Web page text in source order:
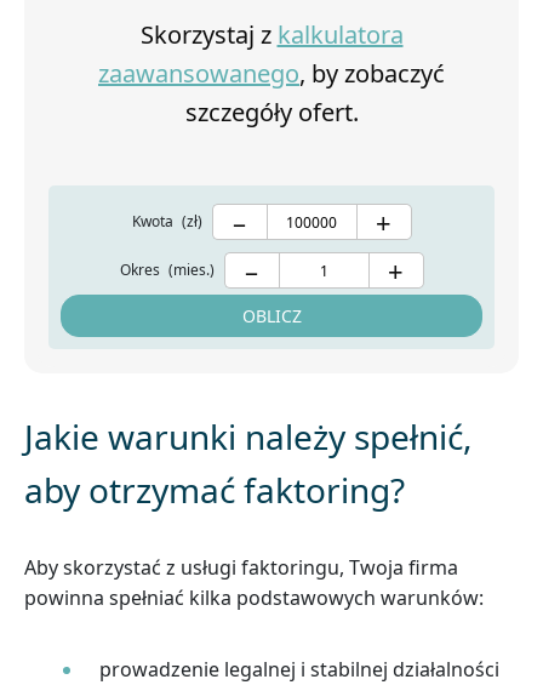
Skorzystaj z kalkulatora
zaawansowanego, by zobaczyć
szczegóły ofert.
Kwota (zł) – +
Okres (mies.) – +
OBLICZ
Jakie warunki należy spełnić,
aby otrzymać faktoring?
Aby skorzystać z usługi faktoringu, Twoja firma
powinna spełniać kilka podstawowych warunków:
prowadzenie legalnej i stabilnej działalności